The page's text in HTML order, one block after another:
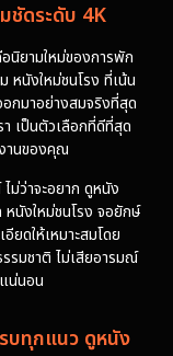
ชัดระดับ 4K
นิยามใหม่ของการพัก
หนังใหม่ชนโรง ที่เน้น
กมาอย่างสมจริงที่สุด
า เป็นตัวเลือกที่ดีที่สุด
านของคุณ
ม่ว่าจะอยาก ดูหนัง
หนังใหม่ชนโรง จอยักษ์
ยดให้เหมาะสมโดย
รมชาติ ไม่เสียอารมณ์
น่นอน
บทุกแนว ดูหนัง